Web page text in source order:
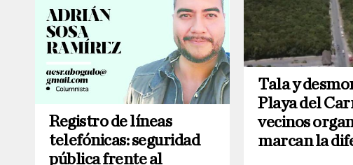
Registro de líneas
telefónicas: seguridad
pública frente al
Tala y
Playa del
vecinos
marcan la